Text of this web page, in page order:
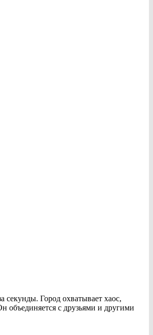
секунды. Город охватывает хаос,
объединяется с друзьями и другими